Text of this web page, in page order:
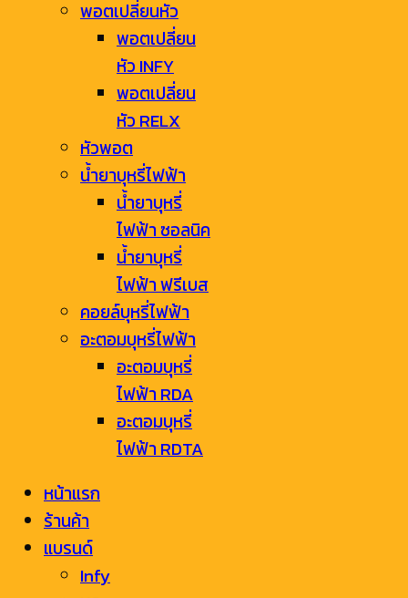
พอตเปลี่ยนหัว
พอตเปลี่ยน
หัว INFY
พอตเปลี่ยน
หัว RELX
หัวพอต
น้ำยาบุหรี่ไฟฟ้า
น้ำยาบุหรี่
ไฟฟ้า ซอลนิค
น้ำยาบุหรี่
ไฟฟ้า ฟรีเบส
คอยล์บุหรี่ไฟฟ้า
อะตอมบุหรี่ไฟฟ้า
อะตอมบุหรี่
ไฟฟ้า RDA
อะตอมบุหรี่
ไฟฟ้า RDTA
หน้าแรก
ร้านค้า
แบรนด์
Infy